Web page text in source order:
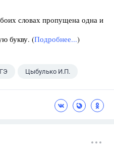
словах пропущена одна и
букву. (Подробнее...)
Цыбулько И.П.